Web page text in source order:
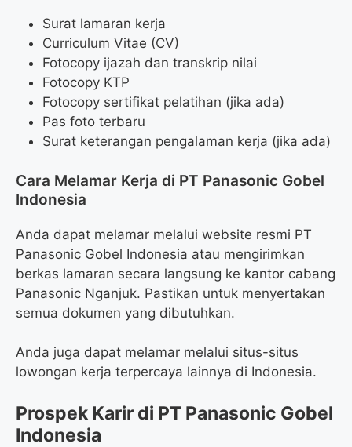
Surat lamaran kerja
Curriculum Vitae (CV)
Fotocopy ijazah dan transkrip nilai
Fotocopy KTP
Fotocopy sertifikat pelatihan (jika ada)
Pas foto terbaru
Surat keterangan pengalaman kerja (jika ada)
Cara Melamar Kerja di PT Panasonic Gobel
Indonesia
Anda dapat melamar melalui website resmi PT
Panasonic Gobel Indonesia atau mengirimkan
berkas lamaran secara langsung ke kantor cabang
Panasonic Nganjuk. Pastikan untuk menyertakan
semua dokumen yang dibutuhkan.
Anda juga dapat melamar melalui situs-situs
lowongan kerja terpercaya lainnya di Indonesia.
Prospek Karir di PT Panasonic Gobel
Indonesia